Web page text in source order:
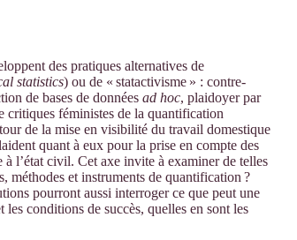
des pratiques alternatives de
statistics) ou de « statactivisme » : contre-
de bases de données ad hoc, plaidoyer par
critiques féministes de la quantification
de la mise en visibilité du travail domestique
quant à eux pour la prise en compte des
à l’état civil. Cet axe invite à examiner de telles
méthodes et instruments de quantification ?
pourront aussi interroger ce que peut une
conditions de succès, quelles en sont les